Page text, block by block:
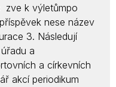
zve k výletůmpo
nese název
3. Následují
a
a církevních
akcí periodikum